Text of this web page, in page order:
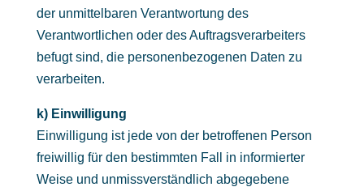
der unmittelbaren Verantwortung des
Verantwortlichen oder des Auftragsverarbeiters
befugt sind, die personenbezogenen Daten zu
verarbeiten.
k) Einwilligung
Einwilligung ist jede von der betroffenen Person
freiwillig für den bestimmten Fall in informierter
Weise und unmissverständlich abgegebene